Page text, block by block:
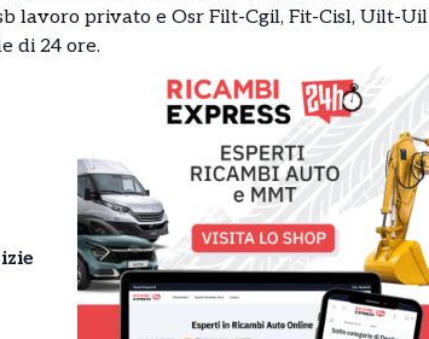
lavoro privato e Osr Filt-Cgil, Fit-Cisl, Uilt-Uil
di 24 ore.